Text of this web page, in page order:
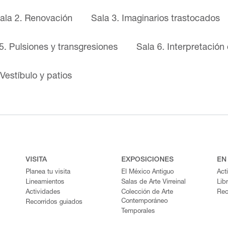
2. Renovación Sala 3. Imaginarios trastocados
Pulsiones y transgresiones Sala 6.
Vestíbulo y patios
VISITA
Planea tu visita
Lineamientos
Actividades
Recorridos guiados
EXPOSICIONES
El México Antiguo
Salas de Arte Virreinal
Colección de Arte
Contemporáneo
Temporales